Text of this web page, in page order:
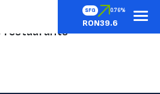
SFG 0.76%
RON39.6
restaurants